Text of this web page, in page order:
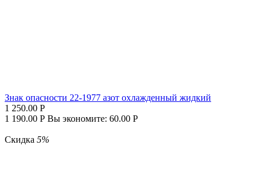
Знак опасности 22-1977 азот охлажденный жидкий
1 250.00 Р
1 190.00 Р Вы экономите: 60.00 Р
Скидка 5%